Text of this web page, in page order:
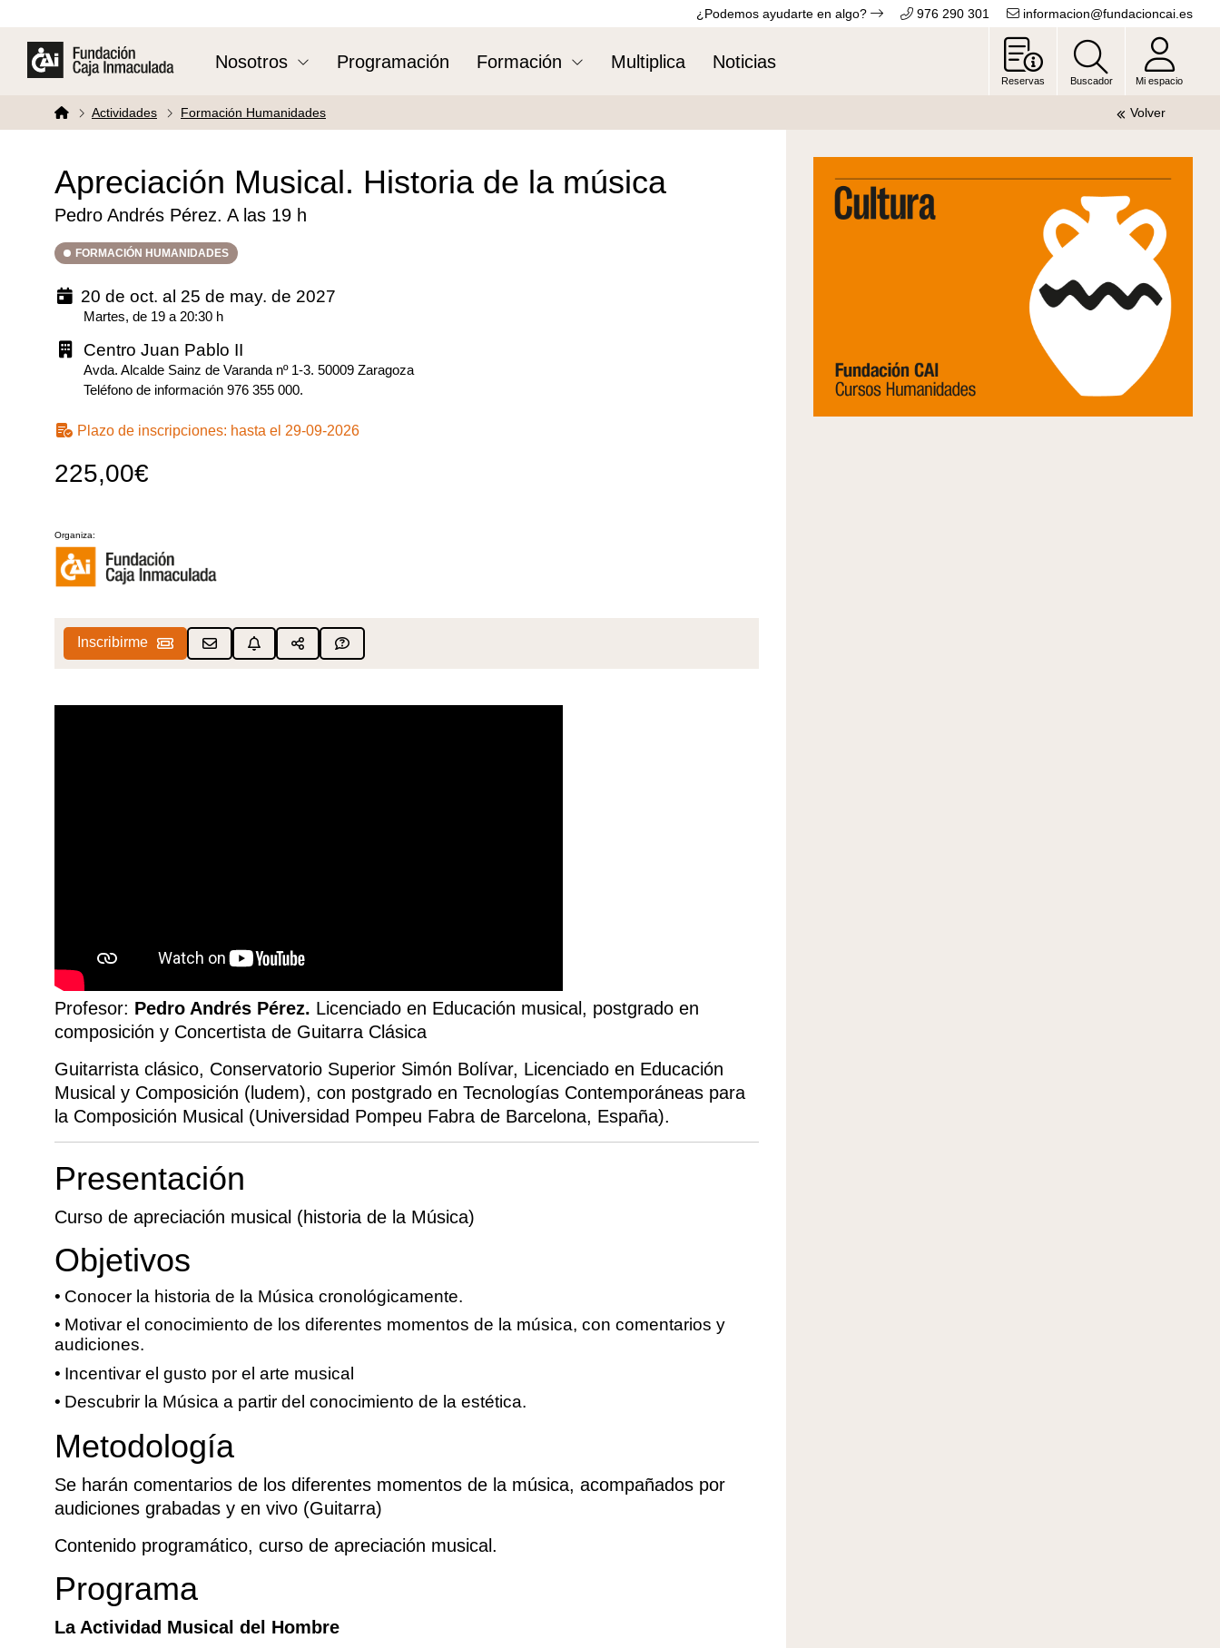
¿Podemos ayudarte en algo? 976 290 301 informacion@fundacioncai.es
Nosotros Programación Formación Multiplica Noticias
Reservas Buscador Mi espacio
Actividades Formación Humanidades Volver
Apreciación Musical. Historia de la música
Pedro Andrés Pérez. A las 19 h
FORMACIÓN HUMANIDADES
20 de oct. al 25 de may. de 2027
Martes, de 19 a 20:30 h
Centro Juan Pablo II
Avda. Alcalde Sainz de Varanda nº 1-3. 50009 Zaragoza
Teléfono de información 976 355 000.
Plazo de inscripciones: hasta el 29-09-2026
225,00€
Organiza:
Inscribirme
Profesor: Pedro Andrés Pérez. Licenciado en Educación musical, postgrado en
composición y Concertista de Guitarra Clásica
Guitarrista clásico, Conservatorio Superior Simón Bolívar, Licenciado en Educación
Musical y Composición (ludem), con postgrado en Tecnologías Contemporáneas para
la Composición Musical (Universidad Pompeu Fabra de Barcelona, España).
Presentación
Curso de apreciación musical (historia de la Música)
Objetivos
Conocer la historia de la Música cronológicamente.
Motivar el conocimiento de los diferentes momentos de la música, con comentarios y
audiciones.
Incentivar el gusto por el arte musical
Descubrir la Música a partir del conocimiento de la estética.
Metodología
Se harán comentarios de los diferentes momentos de la música, acompañados por
audiciones grabadas y en vivo (Guitarra)
Contenido programático, curso de apreciación musical.
Programa
La Actividad Musical del Hombre